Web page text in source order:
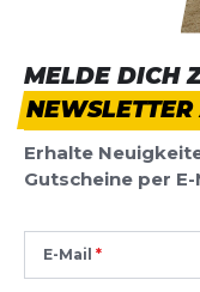
MELDE DICH
Erhalte
Gutscheine per E-
E-Mail